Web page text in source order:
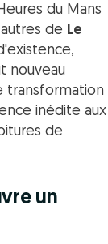
du Mans
de Le
nouveau
transformation
inédite aux
de
un